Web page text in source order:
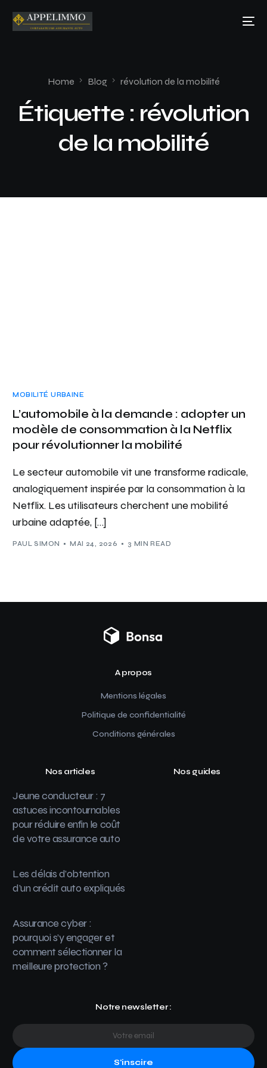
Home Blog révolution de la mobilité
Étiquette : révolution
de la mobilité
MOBILITÉ URBAINE
L’automobile à la demande : adopter un
modèle de consommation à la Netflix
pour révolutionner la mobilité
Le secteur automobile vit une transforme radicale,
analogiquement inspirée par la consommation à la
Netflix. Les utilisateurs cherchent une mobilité
urbaine adaptée, […]
PAUL SIMON MAI 24, 2026 3 MIN READ
A propos
Mentions légales
Politique de confidentialité
Conditions générales
Nos articles
Jeune conducteur : 7
astuces incontournables
pour réduire enfin le coût
de votre assurance auto
Les délais d’obtention
d’un crédit auto expliqués
Assurance cyber :
pourquoi s’y engager et
comment sélectionner la
meilleure protection ?
Nos guides
Notre newsletter :
S'inscire